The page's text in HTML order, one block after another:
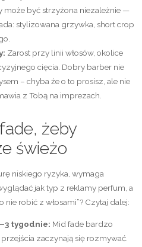
może być strzyżona niezależnie —
stylizowana grzywka, short crop
Zarost przy linii włosów, okolice
cięcia. Dobry barber nie
– chyba że o to prosisz, ale nie
z Tobą na imprezach.
żeby
świeżo
niskiego ryzyka, wymaga
jak typ z reklamy perfum, a
nie robić z włosami”? Czytaj dalej:
tygodnie: Mid fade bardzo
zaczynają się rozmywać.